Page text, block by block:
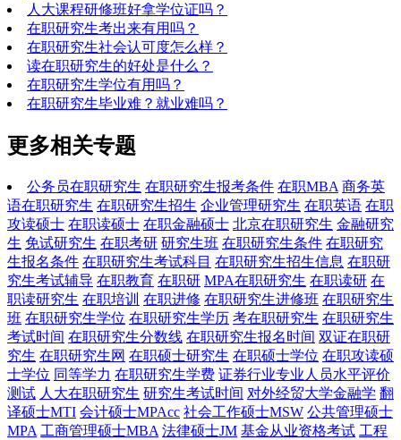
人大课程研修班好拿学位证吗？
在职研究生考出来有用吗？
在职研究生社会认可度怎么样？
读在职研究生的好处是什么？
在职研究生学位有用吗？
在职研究生毕业难？就业难吗？
更多相关专题
公务员在职研究生 在职研究生报考条件 在职MBA 商务英
语在职研究生 在职研究生招生 企业管理研究生 在职英语 在职
攻读硕士 在职读硕士 在职金融硕士 北京在职研究生 金融研究
生 免试研究生 在职考研 研究生班 在职研究生条件 在职研究
生报名条件 在职研究生考试科目 在职研究生招生信息 在职研
究生考试辅导 在职教育 在职研 MPA在职研究生 在职读研 在
职读研究生 在职培训 在职进修 在职研究生进修班 在职研究生
班 在职研究生学位 在职研究生学历 考在职研究生 在职研究生
考试时间 在职研究生分数线 在职研究生报名时间 双证在职研
究生 在职研究生网 在职硕士研究生 在职硕士学位 在职攻读硕
士学位 同等学力 在职研究生学费 证券行业专业人员水平评价
测试 人大在职研究生 研究生考试时间 对外经贸大学金融学 翻
译硕士MTI 会计硕士MPAcc 社会工作硕士MSW 公共管理硕士
MPA 工商管理硕士MBA 法律硕士JM 基金从业资格考试 工程